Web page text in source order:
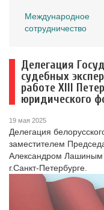
Международное
сотрудничество
Делегация
судебных
работе XIII
юридического
19 мая 2025
Делегация
заместителем
Александром Лашиным
г.Санкт-Петербурге.